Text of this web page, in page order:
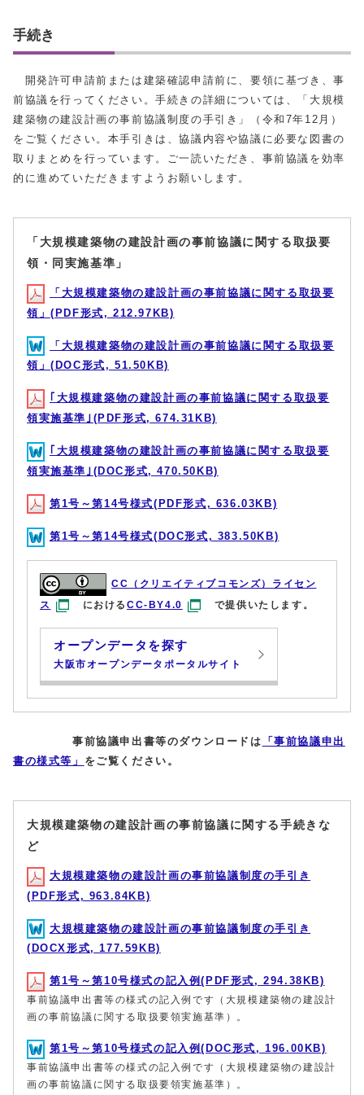
手続き
開発許可申請前または建築確認申請前に、要領に基づき、事
前協議を行ってください。手続きの詳細については、「大規模
建築物の建設計画の事前協議制度の手引き」（令和7年12月）
をご覧ください。本手引きは、協議内容や協議に必要な図書の
取りまとめを行っています。ご一読いただき、事前協議を効率
的に進めていただきますようお願いします。
「大規模建築物の建設計画の事前協議に関する取扱要
領・同実施基準」
「大規模建築物の建設計画の事前協議に関する取扱要
領」(PDF形式, 212.97KB)
「大規模建築物の建設計画の事前協議に関する取扱要
領」(DOC形式, 51.50KB)
｢大規模建築物の建設計画の事前協議に関する取扱要
領実施基準｣(PDF形式, 674.31KB)
｢大規模建築物の建設計画の事前協議に関する取扱要
領実施基準｣(DOC形式, 470.50KB)
第1号～第14号様式(PDF形式, 636.03KB)
第1号～第14号様式(DOC形式, 383.50KB)
CC（クリエイティブコモンズ）ライセン
ス
におけるCC-BY4.0 で提供いたします。
オープンデータを探す
大阪市オープンデータポータルサイト
事前協議申出書等のダウンロードは 「事前協議申出
書の様式等」 をご覧ください。
大規模建築物の建設計画の事前協議に関する手続きな
ど
大規模建築物の建設計画の事前協議制度の手引き
(PDF形式, 963.84KB)
大規模建築物の建設計画の事前協議制度の手引き
(DOCX形式, 177.59KB)
第1号～第10号様式の記入例(PDF形式, 294.38KB)
事前協議申出書等の様式の記入例です（大規模建築物の建設計
画の事前協議に関する取扱要領実施基準）。
第1号～第10号様式の記入例(DOC形式, 196.00KB)
事前協議申出書等の様式の記入例です（大規模建築物の建設計
画の事前協議に関する取扱要領実施基準）。